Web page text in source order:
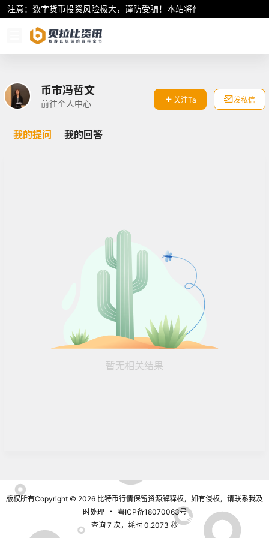
注意：数字货币投资风险极大，谨防受骗！本站将作为行业资讯共享
币市冯哲文
前往个人中心 关注Ta 发私信
我的提问 我的回答
暂无相关结果
版权所有Copyright © 2026 比特币行情保留资源解释权，如有侵权，请联系我及
时处理
・ 粤ICP备18070063号
查询 7 次，耗时 0.2073 秒